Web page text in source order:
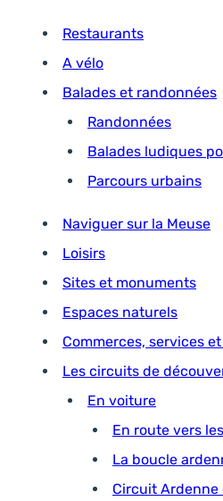
Restaurants
A vélo
Balades et randonnées
Randonnées
Balades ludiques
Parcours urbains
Naviguer sur la Meuse
Loisirs
Sites et monuments
Espaces naturels
Commerces, services
Les circuits de
En voiture
En route vers
La boucle
Circuit Ardenne